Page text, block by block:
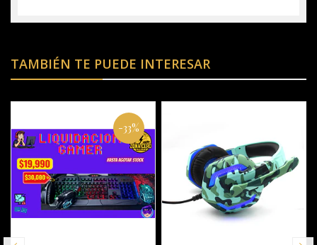
TAMBIÉN TE PUEDE INTERESAR
-33%